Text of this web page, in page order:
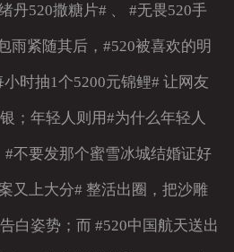
丹520撒糖片# 、 #无畏520手
雨紧随其后，#520被喜欢的明
时抽1个5200元锦鲤# 让网友
；年轻人则用#为什么年轻人
#不要发那个蜜雪冰城结婚证好
又上大分# 整活出圈，把沙雕
白姿势；而 #520中国航天送出